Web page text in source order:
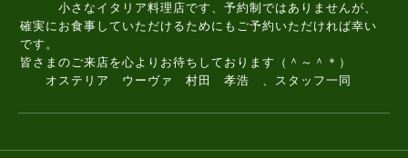
小さなイタリア料理店です、予約制ではありませんが、
確実にお食事していただけるためにもご予約いただければ幸い
です。
皆さまのご来店を心よりお待ちしております（＾～＾＊）
オステリア ウーヴァ 村田 孝浩 、スタッフ一同